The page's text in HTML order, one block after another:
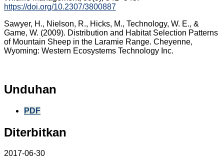
https://doi.org/10.2307/3800887
Sawyer, H., Nielson, R., Hicks, M., Technology, W. E., &
Game, W. (2009). Distribution and Habitat Selection Patterns
of Mountain Sheep in the Laramie Range. Cheyenne,
Wyoming: Western Ecosystems Technology Inc.
Unduhan
PDF
Diterbitkan
2017-06-30